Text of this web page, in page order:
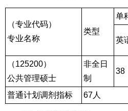
（专业代码）
专业名称
类型
单
英
（125200）
公共管理硕士
非全日
制
38
普通计划调剂指标 67人